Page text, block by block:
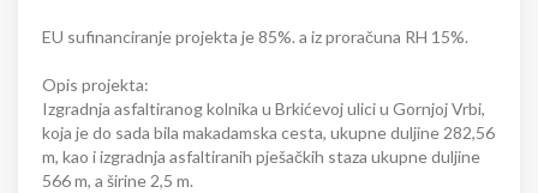
EU sufinanciranje projekta je 85%. a iz proračuna RH 15%.
Opis projekta:
Izgradnja asfaltiranog kolnika u Brkićevoj ulici u Gornjoj Vrbi,
koja je do sada bila makadamska cesta, ukupne duljine 282,56
m, kao i izgradnja asfaltiranih pješačkih staza ukupne duljine
566 m, a širine 2,5 m.